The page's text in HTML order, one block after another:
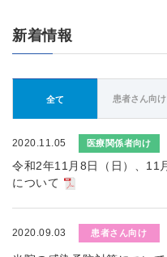
新着情報
全て 患者さん向け
2020.11.05 医療関係者向け
令和2年11月8日（日）、11
について
2020.09.03 患者さん向け